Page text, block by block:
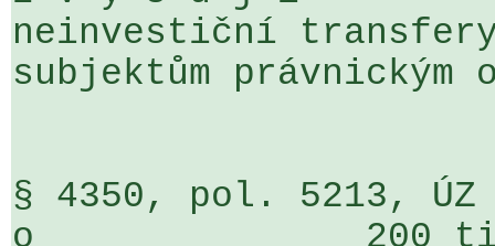
neinvestiční transfery
subjektům právnickým
§ 4350, pol. 5213, ÚZ
o               200